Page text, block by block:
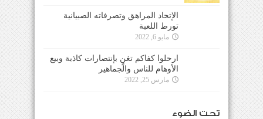
الإتحاد المراهق وتصرفاته الصبيانية
تورط اللعبة
مايو 6, 2022
ارحلوا كفاكم تغنٍ بإنتصارات كاذبة وبيع
الأوهام للناس والجماهير
مارس 25, 2022
تحت الضوء